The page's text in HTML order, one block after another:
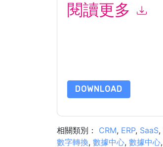
閱讀更多
DOWNLOAD
相關類別： CRM, ERP, SaaS,
數字轉換, 數據中心, 數據中心,